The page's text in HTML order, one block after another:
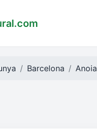
Barcelona Anoia